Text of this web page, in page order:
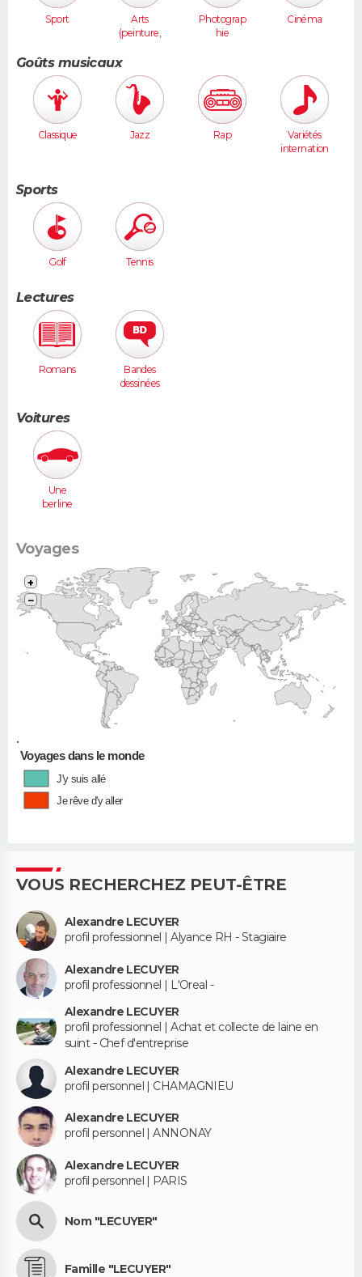
Sport
Arts
(peinture,
Photograp
hie
Cinéma
Goûts musicaux
Classique Jazz Rap
Variétés
internation
Sports
Golf Tennis
Lectures
Romans
Bandes
dessinées
Voitures
Une
berline
Voyages
•
+
−
Voyages dans le monde
J'y suis allé
Je rêve d'y aller
VOUS RECHERCHEZ PEUT-ÊTRE
Alexandre LECUYER
profil professionnel | Alyance RH - Stagiaire
Alexandre LECUYER
profil professionnel | L'Oreal -
Alexandre LECUYER
profil professionnel | Achat et collecte de laine en
suint - Chef d'entreprise
Alexandre LECUYER
profil personnel | CHAMAGNIEU
Alexandre LECUYER
profil personnel | ANNONAY
Alexandre LECUYER
profil personnel | PARIS
Nom "LECUYER"
Famille "LECUYER"